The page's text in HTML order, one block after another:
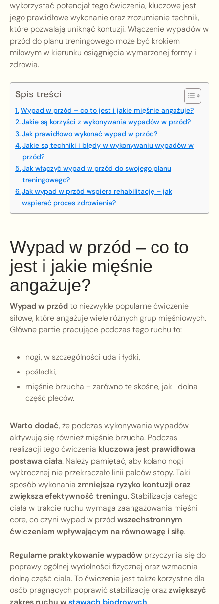
wykorzystać potencjał tego ćwiczenia, kluczowe jest
jego prawidłowe wykonanie oraz zrozumienie technik,
które pozwalają uniknąć kontuzji. Włączenie wypadów w
przód do planu treningowego może być krokiem
milowym w kierunku osiągnięcia wymarzonej formy i
zdrowia.
Spis treści
Wypad w przód – co to jest i jakie mięśnie angażuje?
Jakie są korzyści z wykonywania wypadów w przód?
Jak prawidłowo wykonać wypad w przód?
Jakie są techniki i błędy w wykonywaniu wypadów w
przód?
Jak włączyć wypad w przód do swojego planu
treningowego?
Jak wypad w przód wspiera rehabilitację – jak
wspierać proces zdrowienia?
Wypad w przód – co to
jest i jakie mięśnie
angażuje?
Wypad w przódto niezwykle popularne ćwiczenie
siłowe, które angażuje wiele różnych grup mięśniowych.
Główne partie pracujące podczas tego ruchu to:
nogi, w szczególności uda i łydki,
pośladki,
mięśnie brzucha – zarówno te skośne, jak i dolna
część pleców.
Warto dodać, że podczas wykonywania wypadów
aktywują się również mięśnie brzucha. Podczas
realizacji tego ćwiczenia kluczowa jest prawidłowa
postawa ciała. Należy pamiętać, aby kolano nogi
wykrocznej nie przekraczało linii palców stopy. Taki
sposób wykonania zmniejsza ryzyko kontuzji oraz
zwiększa efektywność treningu. Stabilizacja całego
ciała w trakcie ruchu wymaga zaangażowania mięśni
core, co czyni wypad w przód wszechstronnym
ćwiczeniem wpływającym na równowagę i siłę.
Regularne praktykowanie wypadów przyczynia się do
poprawy ogólnej wydolności fizycznej oraz wzmacnia
dolną część ciała. To ćwiczenie jest także korzystne dla
osób pragnących poprawić stabilizację orazzwiększyć
zakres ruchu wstawach biodrowych.